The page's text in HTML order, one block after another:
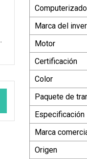
Computerizado
Marca del
Motor
Certificación
Color
Paquete de
Especificación
Marca
Origen